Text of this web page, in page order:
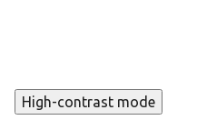
High-contrast mode